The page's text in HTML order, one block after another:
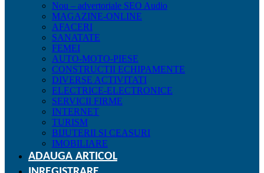
Nou – advertoriale SEO Audio
MAGAZINE-ONLINE
AFACERI
SANATATE
FEMEI
AUTO-MOTO-PIESE
CONSTRUCTII ECHIPAMENTE
DIVERSE ACTIVITATI
ELECTRICE-ELECTRONICE
SERVICII FIRME
INTERNET
TURISM
BIJUTERII SI CEASURI
IMOBILIARE
ADAUGA ARTICOL